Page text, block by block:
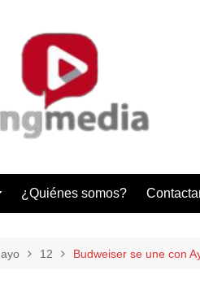
¿Quiénes somos?
12 Budweiser se une con